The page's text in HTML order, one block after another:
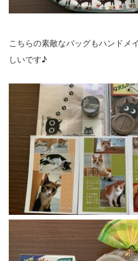
こちらの素敵なバッグもハンドメ
しいです♪